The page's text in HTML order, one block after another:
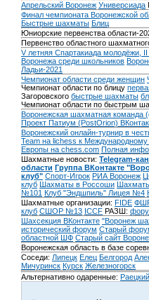
Апрельский Воронеж Универсиада
Финал чемпионата Воронежской
Быстрые шахматы Блиц
Юниорские первенства области-
Первенство областного
V летняя Спартакиада молодёжи,
Воронежа среди школьников
Ладьи-2021
Чемпионат области среди женщин
Чемпионат области по блицу
Загоровского быстрые шахматы
Чемпионат области по быстрым
Воронежская шахматная команда
Проект Патиум (PostOrion)
Воронежский онлайн-турнир в
Team на lichess к
Европы на chess.com Полная
Шахматные новости: Telegram-
области Группа ВКонтакте
клуб" Спорт-Игрок РИА Воронеж
клуб Шахматы в Россоши
№101 Клуб "Эндшпиль" Лицея №4
Шахматные организации: FIDE
клуб СШОР №13 ICCF РАЗШ:
Шахсекция ВКонтакте "Воронеж
исторический форум Cтарый
областной ШФ Старый сайт
Воронежская область в базе
Соседи: Липецк Елец Белгород
Мичуринск Курск Железногорск
Альтернативно одаренные: